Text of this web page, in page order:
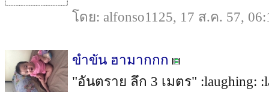
โดย: alfonso1125, 17 ส.ค. 57,
ขำขัน ฮามากกก
"อันตราย ลึก 3 เมตร" :laughing: